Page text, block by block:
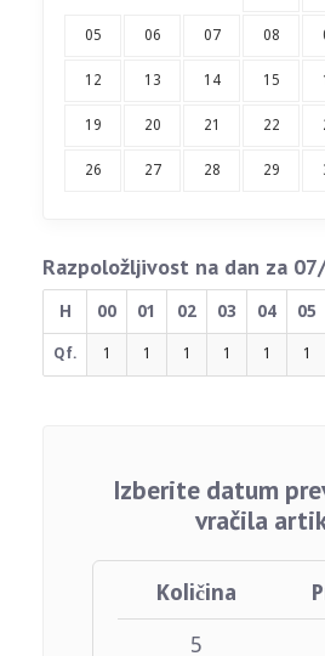
05 06 07 08
12 13 14 15
19 20 21 22
26 27 28 29
Razpoložljivost na dan za
H 00 01 02 03 04 05
Qf. 1 1 1 1 1 1
Izberite datum
vračila
Količina
5